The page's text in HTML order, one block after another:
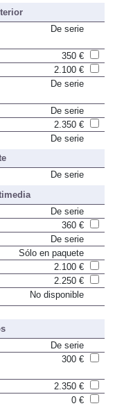
De serie
350 €
2.100 €
De serie
De serie
2.350 €
De serie
De serie
De serie
360 €
De serie
Sólo en paquete
2.100 €
2.250 €
No disponible
De serie
300 €
2.350 €
0 €